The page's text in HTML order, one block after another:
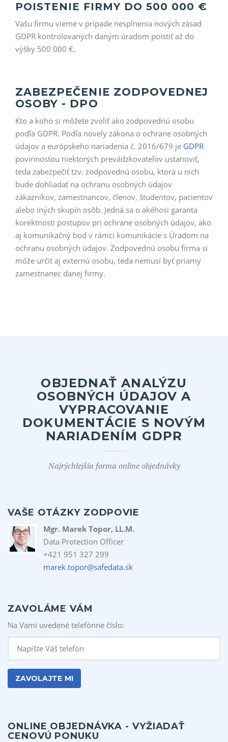
POISTENIE FIRMY DO 500 000 €
Vašu firmu vieme v prípade nesplnenia nových zásad
GDPR kontrolovaných daným úradom poistiť až do
výšky 500 000 €.
ZABEZPEČENIE ZODPOVEDNEJ
OSOBY - DPO
Kto a koho si môžete zvoliť ako zodpovednú osobu
podľa GDPR. Podľa novely zákona o ochrane osobných
údajov a európskeho nariadenia č. 2016/679 je GDPR
povinnosťou niektorých prevádzkovateľov ustanoviť,
teda zabezpečiť tzv. zodpovednú osobu, ktorá u nich
bude dohliadať na ochranu osobných údajov
zákazníkov, zamestnancov, členov, študentov, pacientov
alebo iných skupín osôb. Jedná sa o akéhosi garanta
korektnosti postupov pri ochrane osobných údajov, ako
aj komunikačný bod v rámci komunikácie s Úradom na
ochranu osobných údajov. Zodpovednú osobu firma si
môže určiť aj externú osobu, teda nemusí byť priamy
zamestnanec danej firmy.
OBJEDNAŤ ANALÝZU
OSOBNÝCH ÚDAJOV A
VYPRACOVANIE
DOKUMENTÁCIE S NOVÝM
NARIADENÍM GDPR
Najrýchlejšia forma online objednávky
VAŠE OTÁZKY ZODPOVIE
Mgr. Marek Topor, LL.M.
Data Protection Officer
+421 951 327 299
marek.topor@safedata.sk
ZAVOLÁME VÁM
Na Vami uvedené telefónne číslo:
ONLINE OBJEDNÁVKA - VYŽIADAŤ
CENOVÚ PONUKU